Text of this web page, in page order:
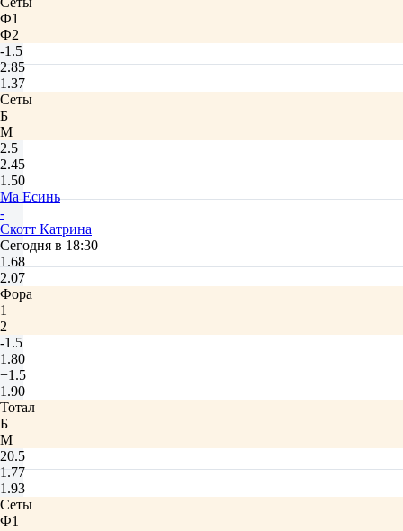
Ф1
Ф2
-1.5
2.85
1.37
Сеты
Б
М
2.5
2.45
1.50
Ма Есинь
-
Скотт Катрина
Сегодня в 18:30
1.68
2.07
Фора
1
2
-1.5
1.80
+1.5
1.90
Тотал
Б
М
20.5
1.77
1.93
Сеты
Ф1